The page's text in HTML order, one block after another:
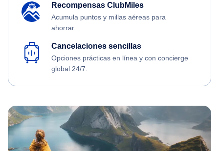
Recompensas ClubMiles
Acumula puntos y millas aéreas para
ahorrar.
Cancelaciones sencillas
Opciones prácticas en línea y con concierge
global 24/7.